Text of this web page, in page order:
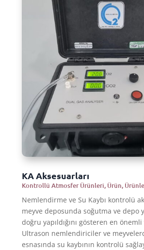
KA Aksesuarları
Kontrollü Atmosfer Ürünleri, Ürün,
Nemlendirme ve Su Kaybı kontrolü
meyve deposunda soğutma ve depo
doğru yapıldığını gösteren en
Ultrason nemlendiriciler ve
esnasında su kaybının kontrolü